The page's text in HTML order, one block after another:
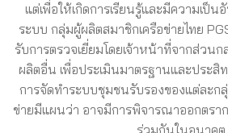
แต่เพื่อให้เกิดการเรียนรู้และมีความเป็
ระบบ กลุ่มผู้ผลิตสมาชิกเครือข่ายไทย
รับการตรวจเยี่ยมโดยเจ้าหน้าที่จากส่วน
ผลิตอื่น เพื่อประเมินมาตรฐานและประ
การจัดทำระบบชุมชนรับรองของแต่ละก
ข่ายมีแผนว่า อาจมีการพิจารณาออกตรา
ร่วมกันในอนาคต